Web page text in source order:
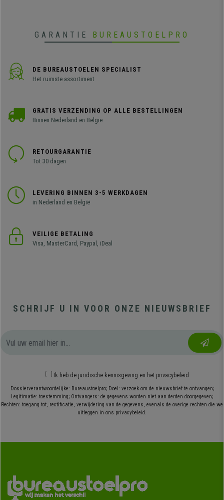
GARANTIE BUREAUSTOELPRO
DE BUREAUSTOELEN SPECIALIST
Het ruimste assortiment
GRATIS VERZENDING OP ALLE BESTELLINGEN
Binnen Nederland en België
RETOURGARANTIE
Tot 30 dagen
LEVERING BINNEN 3-5 WERKDAGEN
in Nederland en België
VEILIGE BETALING
Visa, MasterCard, Paypal, iDeal
SCHRIJF U IN VOOR ONZE NIEUWSBRIEF
Ik heb de juridische kennisgeving en het privacybeleid
Dossierverantwoordelijke: Bureaustoelpro; Doel: verzoek om de nieuwsbrief te ontvangen;
Legitimatie: toestemming; Ontvangers: de gegevens worden niet aan derden doorgegeven;
Rechten: toegang tot, rectificatie, verwijdering van de gegevens, evenals de overige rechten die we
uitleggen in ons privacybeleid.